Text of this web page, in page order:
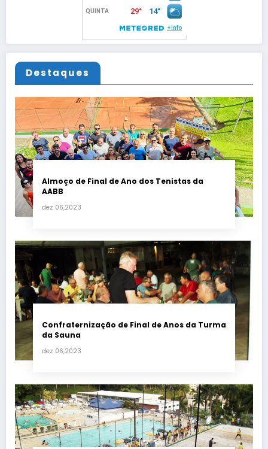
Destaques
Almoço de Final de Ano dos Tenistas da
AABB
dez 06,2023
Confraternização de Final de Anos da Turma
da Sauna
dez 06,2023